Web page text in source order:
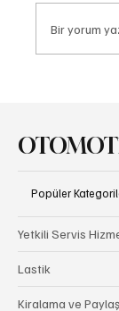
Bir yorum
Popüler
Yetkili Servis
Lastik
Kiralama ve